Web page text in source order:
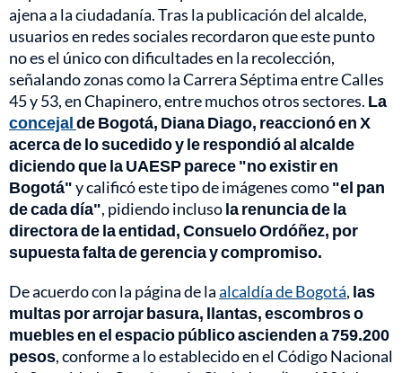
ajena a la ciudadanía. Tras la publicación del alcalde,
usuarios en redes sociales recordaron que este punto
no es el único con dificultades en la recolección,
señalando zonas como la Carrera Séptima entre Calles
45 y 53, en Chapinero, entre muchos otros sectores. La
concejalde Bogotá, Diana Diago, reaccionó en X
acerca de lo sucedido y le respondió al alcalde
diciendo que la UAESP parece "no existir en
Bogotá"y calificó este tipo de imágenes como"el pan
de cada día", pidiendo inclusola renuncia de la
directora de la entidad, Consuelo Ordóñez, por
supuesta falta de gerencia y compromiso.
De acuerdo con la página de laalcaldía de Bogotá, las
multas por arrojar basura, llantas, escombros o
muebles en el espacio público ascienden a 759.200
pesos, conforme a lo establecido en el Código Nacional